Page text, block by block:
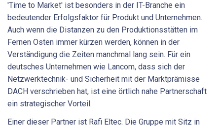
'Time to Market' ist besonders in der IT-Branche ein
bedeutender Erfolgsfaktor für Produkt und Unternehmen.
Auch wenn die Distanzen zu den Produktionsstätten im
Fernen Osten immer kürzen werden, können in der
Verständigung die Zeiten manchmal lang sein. Für ein
deutsches Unternehmen wie Lancom, dass sich der
Netzwerktechnik- und Sicherheit mit der Marktprämisse
DACH verschrieben hat, ist eine örtlich nahe Partnerschaft
ein strategischer Vorteil.
Einer dieser Partner ist Rafi Eltec. Die Gruppe mit Sitz in